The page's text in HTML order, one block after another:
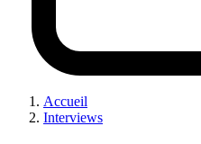
Accueil
Interviews